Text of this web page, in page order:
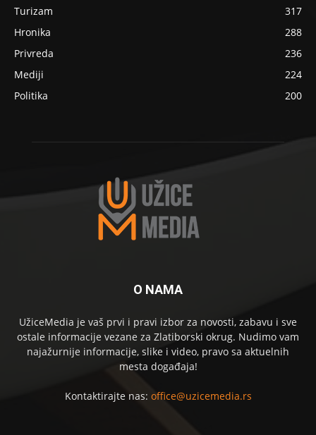
Turizam
317
Hronika
288
Privreda
236
Mediji
224
Politika
200
O NAMA
UžiceMedia je vaš prvi i pravi izbor za novosti, zabavu i sve
ostale informacije vezane za Zlatiborski okrug. Nudimo vam
najažurnije informacije, slike i video, pravo sa aktuelnih
mesta događaja!
Kontaktirajte nas: office@uzicemedia.rs